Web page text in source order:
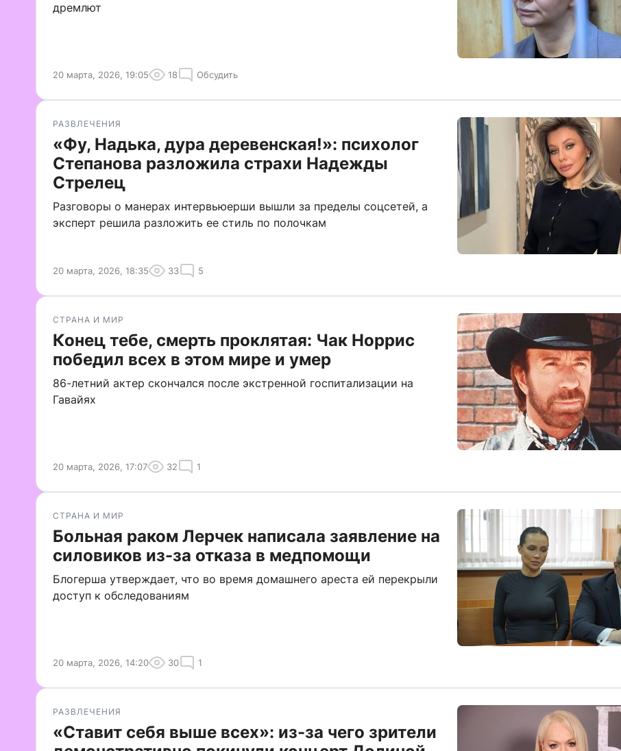
дремлют
20 марта, 2026, 19:05 18 Обсудить
РАЗВЛЕЧЕНИЯ
«Фу, Надька, дура деревенская!»: психолог
Степанова разложила страхи Надежды
Стрелец
Разговоры о манерах интервьюерши вышли за пределы соцсетей, а
эксперт решила разложить ее стиль по полочкам
20 марта, 2026, 18:35 33 5
СТРАНА И МИР
Конец тебе, смерть проклятая: Чак Норрис
победил всех в этом мире и умер
86-летний актер скончался после экстренной госпитализации на
Гавайях
20 марта, 2026, 17:07 32 1
СТРАНА И МИР
Больная раком Лерчек написала заявление на
силовиков из-за отказа в медпомощи
Блогерша утверждает, что во время домашнего ареста ей перекрыли
доступ к обследованиям
20 марта, 2026, 14:20 30 1
РАЗВЛЕЧЕНИЯ
«Ставит себя выше всех»: из-за чего зрители